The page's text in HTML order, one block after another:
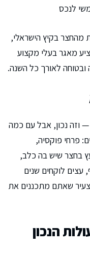
לנכס
מהחצר בקיץ הישראלי,
מאגר בעלי מקצוע
ובטוחה לאורך כל השנה.
— וזה נכון, אבל עם כמה
פרחי פוקסיה,
בחצר שיש בה כלב,
עצים לוקחים שנים
שאתם מתכננים את
הנכון